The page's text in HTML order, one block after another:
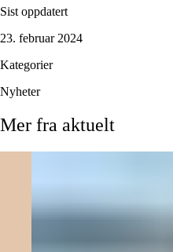
Sist oppdatert
23. februar 2024
Kategorier
Nyheter
Mer fra aktuelt